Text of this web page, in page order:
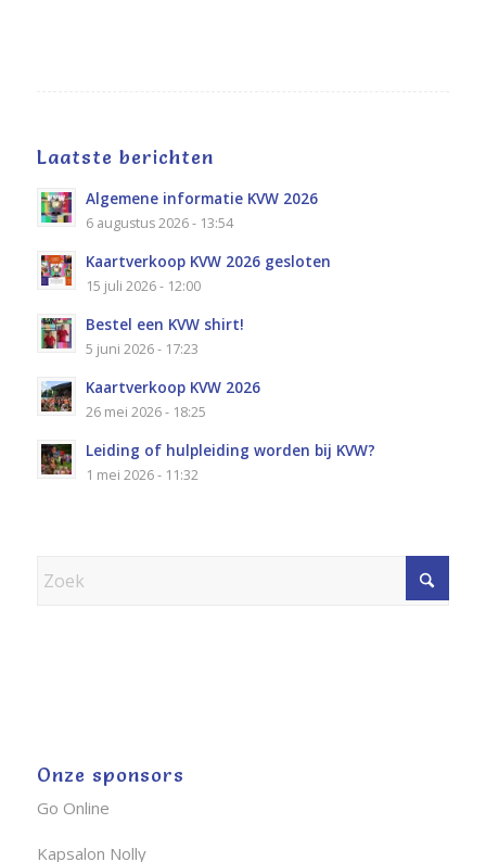
Laatste berichten
Algemene informatie KVW 2026
6 augustus 2026 - 13:54
Kaartverkoop KVW 2026 gesloten
15 juli 2026 - 12:00
Bestel een KVW shirt!
5 juni 2026 - 17:23
Kaartverkoop KVW 2026
26 mei 2026 - 18:25
Leiding of hulpleiding worden bij KVW?
1 mei 2026 - 11:32
Onze sponsors
Go Online
Kapsalon Nolly